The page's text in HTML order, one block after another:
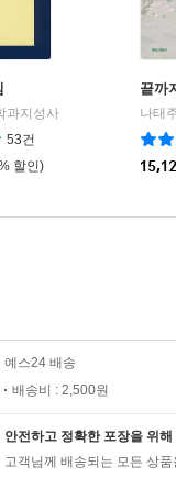
과지성사
53건
할인)
끝까
나태
예스24 배송
배송비 : 2,500원
안전하고 정확한 포장을 위
고객님께 배송되는 모든 상